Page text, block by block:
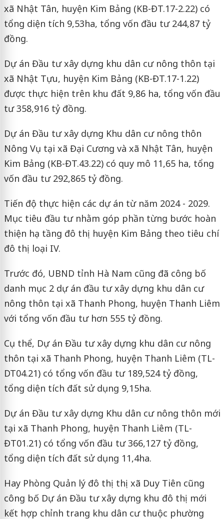
xã Nhật Tân, huyện Kim Bảng (KB-ĐT.17-2.22) có
tổng diện tích 9,53ha, tổng vốn đầu tư 244,87 tỷ
đồng.
Dự án Đầu tư xây dựng khu dân cư nông thôn tại
xã Nhật Tựu, huyện Kim Bảng (KB-ĐT.17-1.22)
được thực hiện trên khu đất 9,86 ha, tổng vốn đầu
tư 358,916 tỷ đồng.
Dự án Đầu tư xây dựng Khu dân cư nông thôn
Nông Vụ tại xã Đại Cương và xã Nhật Tân, huyện
Kim Bảng (KB-ĐT.43.22) có quy mô 11,65 ha, tổng
vốn đầu tư 292,865 tỷ đồng.
Tiến độ thực hiện các dự án từ năm 2024 - 2029.
Mục tiêu đầu tư nhằm góp phần từng bước hoàn
thiện hạ tầng đô thị huyện Kim Bảng theo tiêu chí
đô thị loại IV.
Trước đó, UBND tỉnh Hà Nam cũng đã công bố
danh mục 2 dự án đầu tư xây dựng khu dân cư
nông thôn tại xã Thanh Phong, huyện Thanh Liêm
với tổng vốn đầu tư hơn 555 tỷ đồng.
Cụ thể, Dự án Đầu tư xây dựng khu dân cư nông
thôn tại xã Thanh Phong, huyện Thanh Liêm (TL-
DT04.21) có tổng vốn đầu tư 189,524 tỷ đồng,
tổng diện tích đất sử dụng 9,15ha.
Dự án Đầu tư xây dựng Khu dân cư nông thôn mới
tại xã Thanh Phong, huyện Thanh Liêm (TL-
ĐT01.21) có tổng vốn đầu tư 366,127 tỷ đồng,
tổng diện tích đất sử dụng 11,4ha.
Hay Phòng Quản lý đô thị thị xã Duy Tiên cũng
công bố Dự án Đầu tư xây dựng khu đô thị mới
kết hợp chỉnh trang khu dân cư thuộc phường